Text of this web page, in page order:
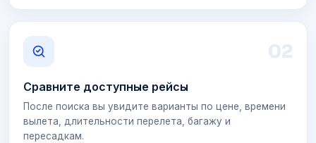
02
Сравните доступные рейсы
После поиска вы увидите варианты по цене, времени
вылета, длительности перелета, багажу и
пересадкам.